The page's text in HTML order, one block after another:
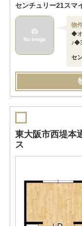
センチュリー21スマ
物
◆オ
セ
東大阪市西堤本
ス